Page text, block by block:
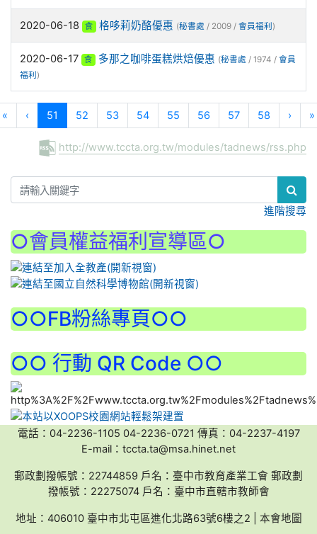
2020-06-18 食 格哆莉奶酪優惠 (秘書處 / 2009 / 會員福利 )
2020-06-17 食 多那之咖啡蛋糕烘焙優惠 (秘書處 / 1974 / 會員
福利 )
« ‹ 51 (current)
52 53 54 55 56 57 58 › »
http://www.tccta.org.tw/modules/tadnews/rss.php
進階搜尋
○會員權益福利宣導區○
○○FB粉絲專頁○○
○○ 行動 QR Code ○○
電話：04-2236-1105 04-2236-0721 傳真：04-2237-4197
E-mail：tccta.ta@msa.hinet.net
郵政劃撥帳號：22744859 戶名：臺中市教育產業工會 郵政劃
撥帳號：22275074 戶名：臺中市直轄市教師會
地址：406010 臺中市北屯區進化北路63號6樓之2 | 本會地圖